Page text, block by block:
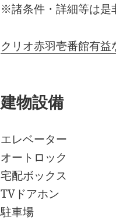
※諸条件・詳細等は是
クリオ赤羽壱番館有益
建物設備
エレベーター
オートロック
宅配ボックス
TVドアホン
駐車場